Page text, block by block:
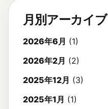
月別アーカイブ
2026年6月 (1)
2026年2月 (2)
2025年12月 (3)
2025年1月 (1)